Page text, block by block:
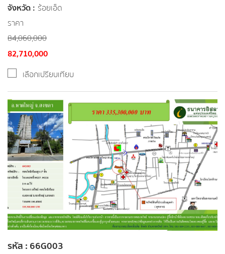
จังหวัด : ร้อยเอ็ด
ราคา
84,060,000
82,710,000
เลือกเปรียบเทียบ
รหัส : 66G003